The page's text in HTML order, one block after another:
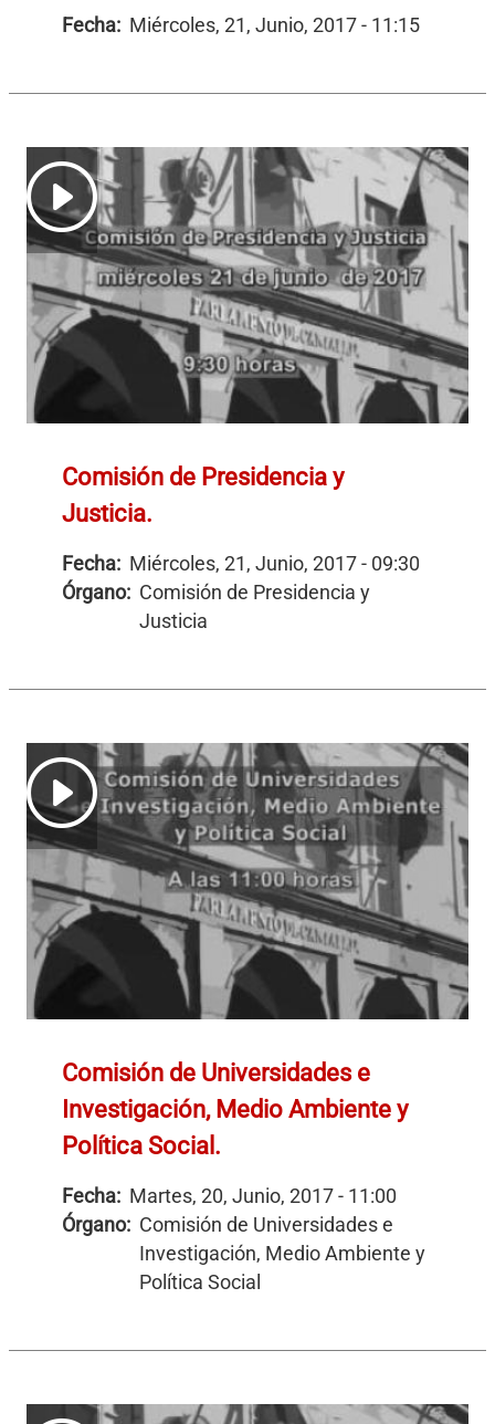
Fecha: Miércoles, 21, Junio, 2017 - 11:15
Comisión de Presidencia y
Justicia.
Fecha: Miércoles, 21, Junio, 2017 - 09:30
Órgano: Comisión de Presidencia y
Justicia
Comisión de Universidades e
Investigación, Medio Ambiente y
Política Social.
Fecha: Martes, 20, Junio, 2017 - 11:00
Órgano: Comisión de Universidades e
Investigación, Medio Ambiente y
Política Social